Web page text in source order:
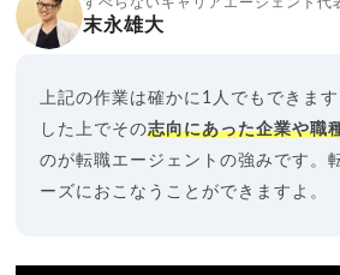
末永雄大
上記の作業は確かに1人でもできま
した上でその志向にあった企業や職
のが転職エージェントの強みです。
ーズにおこなうことができますよ。